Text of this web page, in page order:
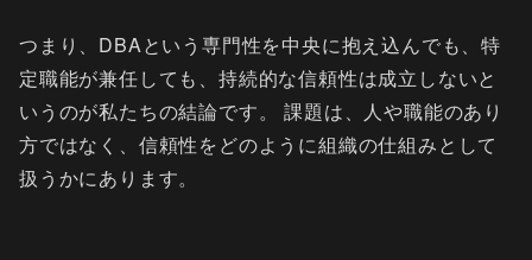
つまり、DBAという専門性を中央に抱え込んでも、特
定職能が兼任しても、持続的な信頼性は成立しないと
いうのが私たちの結論です。 課題は、人や職能のあり
方ではなく、信頼性をどのように組織の仕組みとして
扱うかにあります。